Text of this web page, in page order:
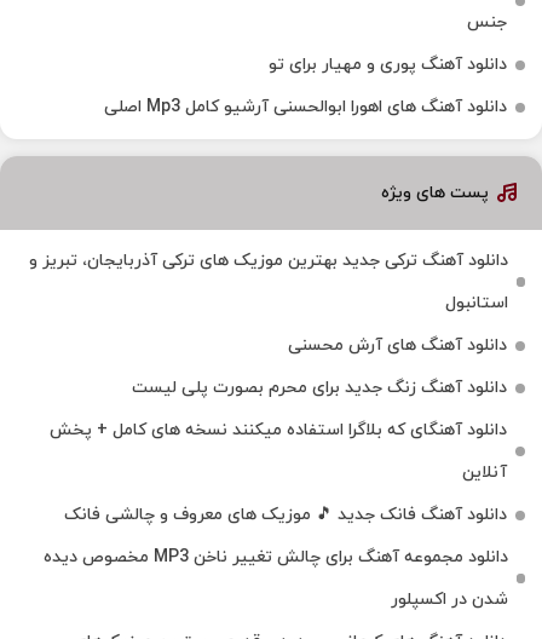
جنس
دانلود آهنگ پوری و مهیار برای تو
دانلود آهنگ های اهورا ابوالحسنی آرشیو کامل Mp3 اصلی
پست های ویژه
دانلود آهنگ ترکی جدید بهترین موزیک‌ های ترکی آذربایجان، تبریز و
استانبول
دانلود آهنگ های آرش محسنی
دانلود آهنگ زنگ جدید برای محرم بصورت پلی لیست
دانلود آهنگای که بلاگرا استفاده میکنند نسخه های کامل + پخش
آنلاین
دانلود آهنگ فانک جدید 🎵 موزیک‌ های معروف و چالشی فانک
دانلود مجموعه آهنگ برای چالش تغییر ناخن MP3 مخصوص دیده
شدن در اکسپلور